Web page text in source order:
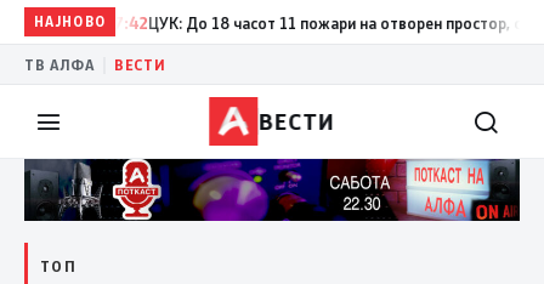
НАЈНОВО
17:42 ЦУК: До 18 часот 11 пожари на отворен простор, од кои
ТВ АЛФА ВЕСТИ
ВЕСТИ
ТОП